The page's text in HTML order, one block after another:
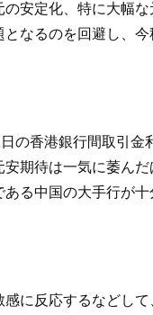
安定化、特に大幅な
なるのを回避し、
の香港銀行間取引金
期待は一気に萎ん
る中国の大手行が
に反応するなどして